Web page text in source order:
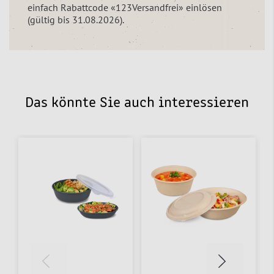
einfach Rabattcode «123Versandfrei» einlösen
(gültig bis 31.08.2026).
Das könnte Sie auch interessieren